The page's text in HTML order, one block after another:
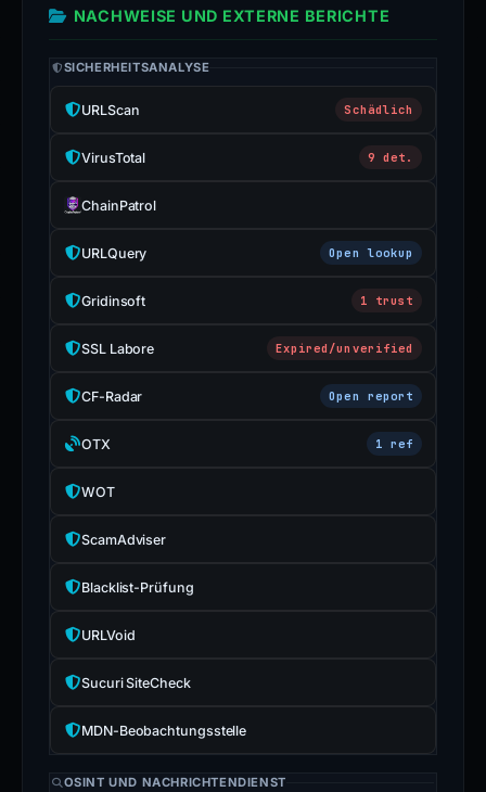
NACHWEISE UND EXTERNE BERICHTE
SICHERHEITSANALYSE
URLScan Schädlich
VirusTotal 9 det.
ChainPatrol
URLQuery Open lookup
Gridinsoft 1 trust
SSL Labore Expired/unverified
CF-Radar Open report
OTX 1 ref
WOT
ScamAdviser
Blacklist-Prüfung
URLVoid
Sucuri SiteCheck
MDN-Beobachtungsstelle
OSINT UND NACHRICHTENDIENST